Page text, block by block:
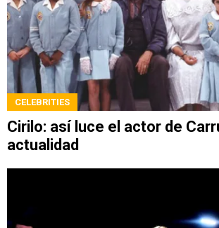
CELEBRITIES
Cirilo: así luce el actor de
actualidad